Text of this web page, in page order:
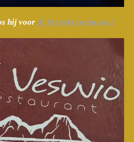
hij voorAl Vesuvio restaurant